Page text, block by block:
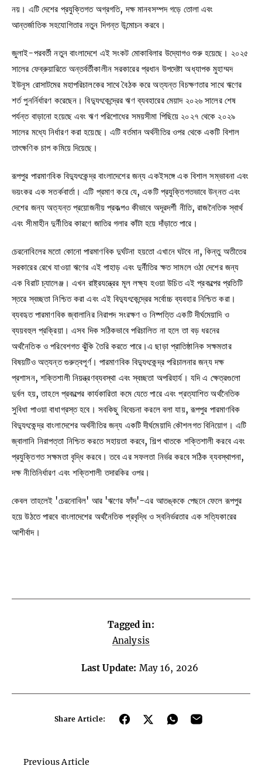
নয়। এটি দেশের প্রযুক্তিগত অগ্রগতি, দক্ষ মানবসম্পদ গড়ে তোলা এবং
আন্তর্জাতিক সহযোগিতার নতুন দিগন্ত উন্মোচন করবে।
জুলাই-পরবর্তী নতুন বাংলাদেশে এই সংকট মোকাবিলার উদ্যোগও শুরু হয়েছে। ২০২৫
সালের ফেব্রুয়ারিতে অন্তর্বর্তীকালীন সরকারের প্রধান উপদেষ্টা অধ্যাপক মুহাম্মদ
ইউনূস রোসাটমের মহাপরিচালকের সাথে বৈঠক করে অত্যন্ত বিচক্ষণতার সাথে ঋণের
শর্ত পুনর্নির্ধারণ করেছেন। বিদ্যুৎকেন্দ্রের ঋণ ব্যবহারের মেয়াদ ২০২৬ সালের শেষ
পর্যন্ত বাড়ানো হয়েছে এবং ঋণ পরিশোধের সময়সীমা পিছিয়ে ২০২৭ থেকে ২০২৯
সালের মধ্যে নির্ধারণ করা হয়েছে। এটি বর্তমান অর্থনীতির ওপর থেকে একটি বিশাল
তাৎক্ষণিক চাপ কমিয়ে দিয়েছে।
রূপপুর পারমাণবিক বিদ্যুৎকেন্দ্র বাংলাদেশের জন্য একইসঙ্গে এক বিশাল সম্ভাবনা এবং
ভয়ংকর এক সতর্কবার্তা। এটি প্রমাণ করে যে, একটি প্রযুক্তিগতভাবে উন্নত এবং
দেশের জন্য অত্যন্ত প্রয়োজনীয় প্রকল্পও কীভাবে অদূরদর্শী নীতি, রাজনৈতিক স্বার্থ
এবং সীমাহীন দুর্নীতির কারণে জাতির গলার কাঁটা হয়ে দাঁড়াতে পারে।
চেরনোবিলের মতো কোনো পারমাণবিক দুর্ঘটনা হয়তো এখানে ঘটবে না, কিন্তু অতীতের
সরকারের রেখে যাওয়া ঋণের এই পাহাড় এবং দুর্নীতির ক্ষত সামলে ওঠা দেশের জন্য
এক বিরাট চ্যালেঞ্জ। এখন রাষ্ট্রযন্ত্রের মূল লক্ষ্য হওয়া উচিত এই প্রকল্পের প্রতিটি
স্তরে স্বচ্ছতা নিশ্চিত করা এবং এই বিদ্যুৎকেন্দ্রের সর্বোচ্চ ব্যবহার নিশ্চিত করা।
ব্যবহৃত পারমাণবিক জ্বালানির নিরাপদ সংরক্ষণ ও নিষ্পত্তি একটি দীর্ঘমেয়াদি ও
ব্যয়বহুল প্রক্রিয়া। এসব দিক সঠিকভাবে পরিচালিত না হলে তা বড় ধরনের
অর্থনৈতিক ও পরিবেশগত ঝুঁকি তৈরি করতে পারে।এ ছাড়া প্রাতিষ্ঠানিক সক্ষমতার
বিষয়টিও অত্যন্ত গুরুত্বপূর্ণ। পারমাণবিক বিদ্যুৎকেন্দ্র পরিচালনার জন্য দক্ষ
প্রশাসন, শক্তিশালী নিয়ন্ত্রণব্যবস্থা এবং স্বচ্ছতা অপরিহার্য। যদি এ ক্ষেত্রগুলো
দুর্বল হয়, তাহলে প্রকল্পের কার্যকারিতা কমে যেতে পারে এবং প্রত্যাশিত অর্থনৈতিক
সুবিধা পাওয়া বাধাগ্রস্ত হবে। সবকিছু বিবেচনা করলে বলা যায়, রূপপুর পারমাণবিক
বিদ্যুৎকেন্দ্র বাংলাদেশের অর্থনীতির জন্য একটি দীর্ঘমেয়াদি কৌশলগত বিনিয়োগ। এটি
জ্বালানি নিরাপত্তা নিশ্চিত করতে সহায়তা করবে, শিল্প খাতকে শক্তিশালী করবে এবং
প্রযুক্তিগত সক্ষমতা বৃদ্ধি করবে। তবে এর সফলতা নির্ভর করবে সঠিক ব্যবস্থাপনা,
দক্ষ নীতিনির্ধারণ এবং শক্তিশালী তদারকির ওপর।
কেবল তাহলেই 'চেরনোবিল' আর 'ঋণের ফাঁদ'-এর আতঙ্ককে পেছনে ফেলে রূপপুর
হয়ে উঠতে পারবে বাংলাদেশের অর্থনৈতিক প্রবৃদ্ধি ও স্বনির্ভরতার এক সত্যিকারের
আশীর্বাদ।
Tagged in:
Analysis
Last Update: May 16, 2026
Share Article:
Previous Article